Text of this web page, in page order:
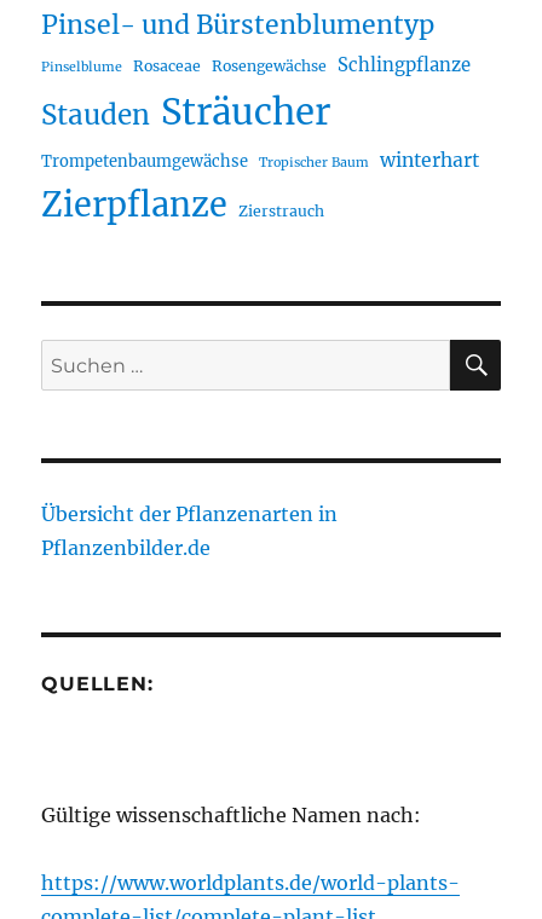
Pinsel- und Bürstenblumentyp
Pinselblume Rosaceae Rosengewächse Schlingpflanze
Stauden Sträucher
Trompetenbaumgewächse Tropischer Baum winterhart
Zierpflanze Zierstrauch
Suche
nach:
Übersicht der Pflanzenarten in
Pflanzenbilder.de
QUELLEN:
Gültige wissenschaftliche Namen nach:
https://www.worldplants.de/world-plants-